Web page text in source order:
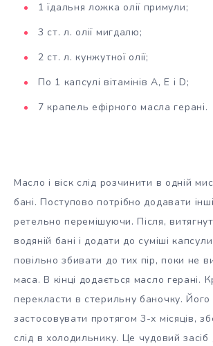
1 їдальня ложка олії примули;
3 ст. л. олії мигдалю;
2 ст. л. кунжутної олії;
По 1 капсулі вітамінів А, Е і D;
7 крапель ефірного масла герані.
Масло і віск слід розчинити в одній
бані. Поступово потрібно додавати інші
ретельно перемішуючи. Після,
водяній бані і додати до суміші капсули
повільно збивати до тих пір, поки не
маса. В кінці додається масло герані.
перекласти в стерильну баночку.
застосовувати протягом 3-х місяців,
слід в холодильнику. Це чудовий засіб